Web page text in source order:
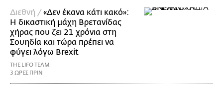
Διεθνή /«Δεν έκανα κάτι κακό»:
Η δικαστική μάχη Βρετανίδας
χήρας που ζει 21 χρόνια στη
Σουηδία και τώρα πρέπει να
φύγει λόγω Brexit
THE LIFO TEAM
3 ΩΡΕΣ ΠΡΙΝ